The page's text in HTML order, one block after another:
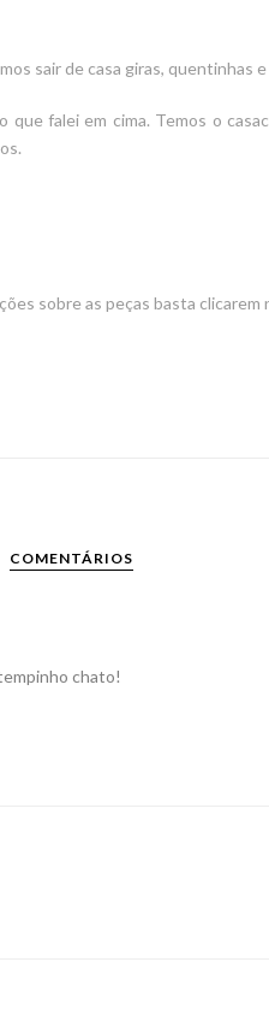
sair de casa giras, quentinhas
falei em cima. Temos o
sobre as peças basta clicarem
COMENTÁRIOS
chato!